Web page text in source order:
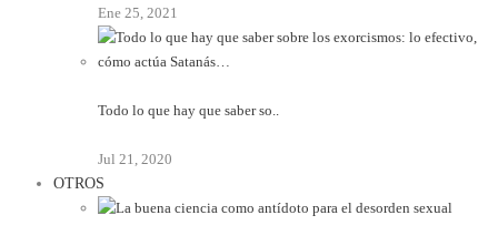
Ene 25, 2021
Todo lo que hay que saber so..
Jul 21, 2020
OTROS